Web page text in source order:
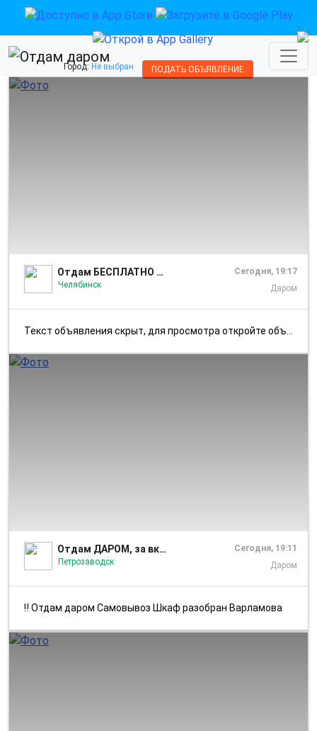
Город: Не выбран ПОДАТЬ ОБЪЯВЛЕНИЕ
Отдам БЕСПЛАТНО Челябинск
Челябинск
Сегодня, 19:17
Даром
Текст объявления скрыт, для просмотра откройте объявление в приложении...
Отдам ДАРОМ, за вкусняшку, за коп.- Петрозаводск
Петрозаводск
Сегодня, 19:11
Даром
‼️ Отдам даром Самовывоз Шкаф разобран Варламова